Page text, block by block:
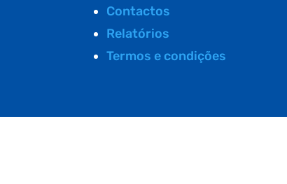
Contactos
Relatórios
Termos e condições